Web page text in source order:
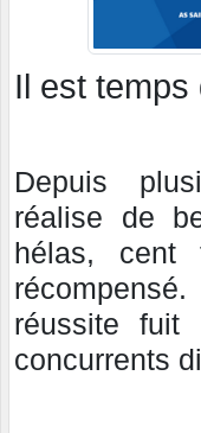
Il est temps
Depuis
réalise de
hélas, cent
réussite fuit
concurrents